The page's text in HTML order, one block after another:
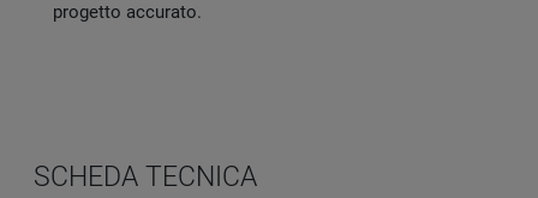
progetto accurato.
SCHEDA TECNICA